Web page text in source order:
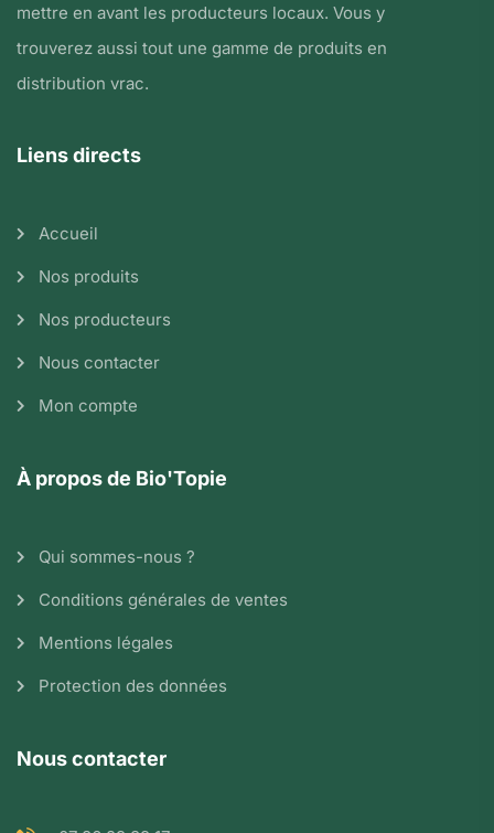
mettre en avant les producteurs locaux. Vous y
trouverez aussi tout une gamme de produits en
distribution vrac.
Liens directs
Accueil
Nos produits
Nos producteurs
Nous contacter
Mon compte
À propos de Bio'Topie
Qui sommes-nous ?
Conditions générales de ventes
Mentions légales
Protection des données
Nous contacter